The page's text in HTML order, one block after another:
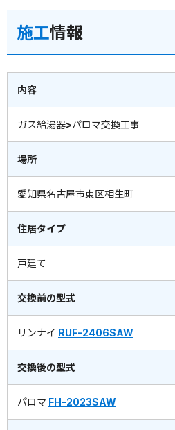
施工情報
内容
ガス給湯器>パロマ交換工事
場所
愛知県名古屋市東区相生町
住居タイプ
戸建て
交換前の型式
リンナイ RUF-2406SAW
交換後の型式
パロマ FH-2023SAW